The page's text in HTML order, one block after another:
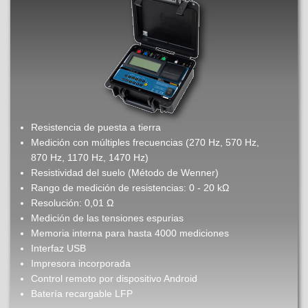
Resistencia de puesta a tierra
Medición con múltiples frecuencias (270 Hz, 570 Hz,
870 Hz, 1170 Hz, 1470 Hz)
Resistividad del suelo (Método de Wenner)
Rango de medición de resistencias: 0 - 20 kΩ
Resolución: 0,01 Ω
Medición de las tensiones espurias
Memoria interna para hasta 4000 mediciones
Interfaz USB
Impresora incorporada
Control remoto por dispositivo Android
Batería recargable LFP